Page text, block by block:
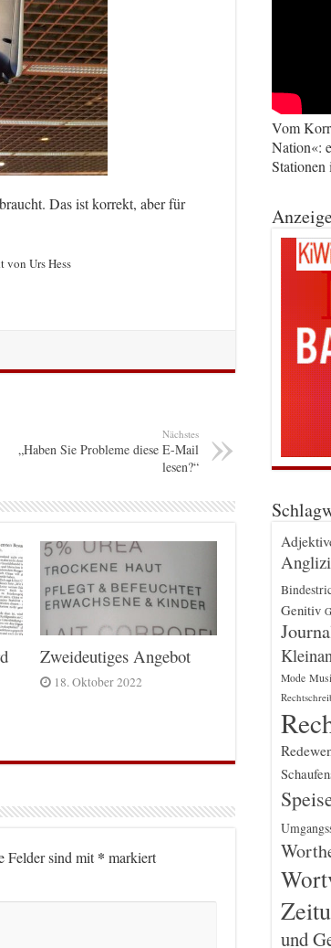
Das ist korrekt, aber für
von Urs Hess
Nächstes
„Haben Sie Probleme diese E-Mail
lesen?“
Zweideutiges Angebot
18. Oktober 2022
Felder sind mit* markiert
Vom
Nation«:
Stationen
Genitiv
Mode
und